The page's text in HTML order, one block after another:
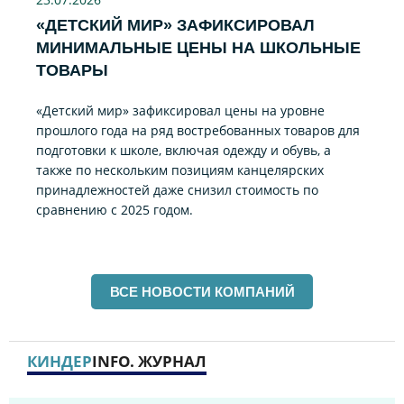
«ДЕТСКИЙ МИР» ЗАФИКСИРОВАЛ
МИНИМАЛЬНЫЕ ЦЕНЫ НА ШКОЛЬНЫЕ
ТОВАРЫ
«Детский мир» зафиксировал цены на уровне
прошлого года на ряд востребованных товаров для
подготовки к школе, включая одежду и обувь, а
также по нескольким позициям канцелярских
принадлежностей даже снизил стоимость по
сравнению с 2025 годом.
ВСЕ НОВОСТИ КОМПАНИЙ
КИНДЕРINFO. ЖУРНАЛ